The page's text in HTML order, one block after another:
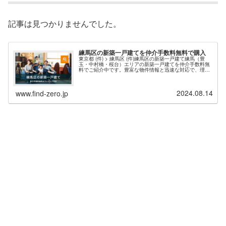
記事は見つかりませんでした。
練馬区の新築一戸建てを仲介手数料無料で購入
東京都 (件) > 練馬区 (件)練馬区の新築一戸建て練馬（豊
玉・中村橋・桜台）エリアの新築一戸建てを仲介手数料無
料でご紹介中です。豊富な物件情報と迅速な対応で、理想
の住まい探しをサポートします。現在、練馬エリア 件 の
い人気エリアは、練馬区光が丘、大泉町、豊玉北、高松、
www.find-zero.jp 2024.08.14